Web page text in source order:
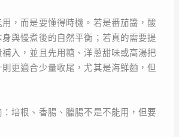
，而是要懂得時機。若是番茄醬，酸
與慢煮後的自然平衡；若真的需要提
入，並且先用糖、洋蔥甜味或高湯把
更適合少量收尾，尤其是海鮮麵，但
培根、香腸、臘腸不是不能用，但要